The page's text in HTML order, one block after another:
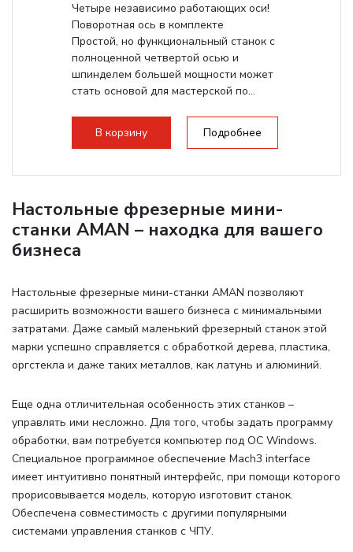
Четыре независимо работающих оси!
Поворотная ось в комплекте
Простой, но функциональный станок с
полноценной четвертой осью и
шпинделем большей мощности может
стать основой для мастерской по...
В корзину Подробнее
Настольные фрезерные мини-
станки AMAN – находка для вашего
бизнеса
Настольные фрезерные мини-станки AMAN позволяют
расширить возможности вашего бизнеса с минимальными
затратами. Даже самый маленький фрезерный станок этой
марки успешно справляется с обработкой дерева, пластика,
оргстекла и даже таких металлов, как латунь и алюминий.
Еще одна отличительная особенность этих станков –
управлять ими несложно. Для того, чтобы задать программу
обработки, вам потребуется компьютер под ОС Windows.
Специальное программное обеспечение Mach3 interface
имеет интуитивно понятный интерфейс, при помощи которого
прорисовывается модель, которую изготовит станок.
Обеспечена совместимость с другими популярными
системами управления станков с ЧПУ.